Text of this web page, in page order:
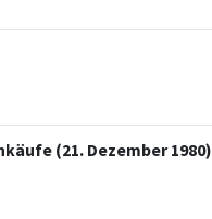
(21. Dezember 1980)